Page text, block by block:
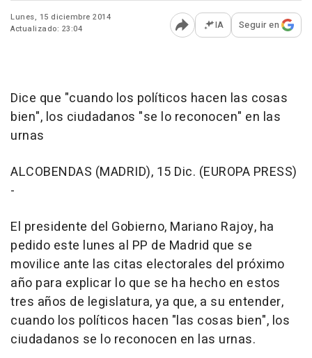
Lunes, 15 diciembre 2014
Actualizado: 23:04
Abrir opciones para
IA Seguir en
Dice que "cuando los políticos hacen las cosas
bien", los ciudadanos "se lo reconocen" en las
urnas
ALCOBENDAS (MADRID), 15 Dic. (EUROPA PRESS)
-
El presidente del Gobierno, Mariano Rajoy, ha
pedido este lunes al PP de Madrid que se
movilice ante las citas electorales del próximo
año para explicar lo que se ha hecho en estos
tres años de legislatura, ya que, a su entender,
cuando los políticos hacen "las cosas bien", los
ciudadanos se lo reconocen en las urnas.